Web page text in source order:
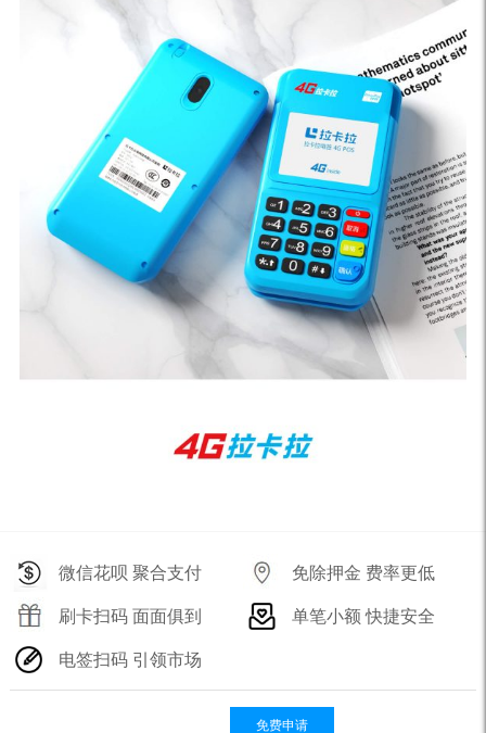
微信花呗 聚合支付 免除押金 费率更低
刷卡扫码 面面俱到 单笔小额 快捷安全
电签扫码 引领市场
免费申请